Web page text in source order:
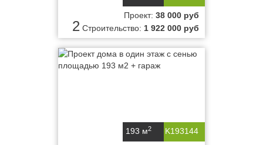
2
Проект: 38 000 руб
Строительство: 1 922 000 руб
K193144
193 м2